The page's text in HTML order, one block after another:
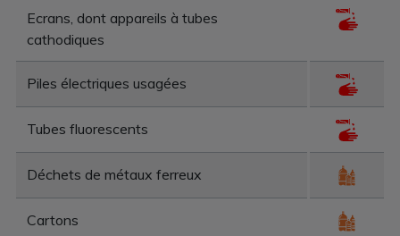
Ecrans, dont appareils à tubes
cathodiques
Piles électriques usagées
Tubes fluorescents
Déchets de métaux ferreux
Cartons